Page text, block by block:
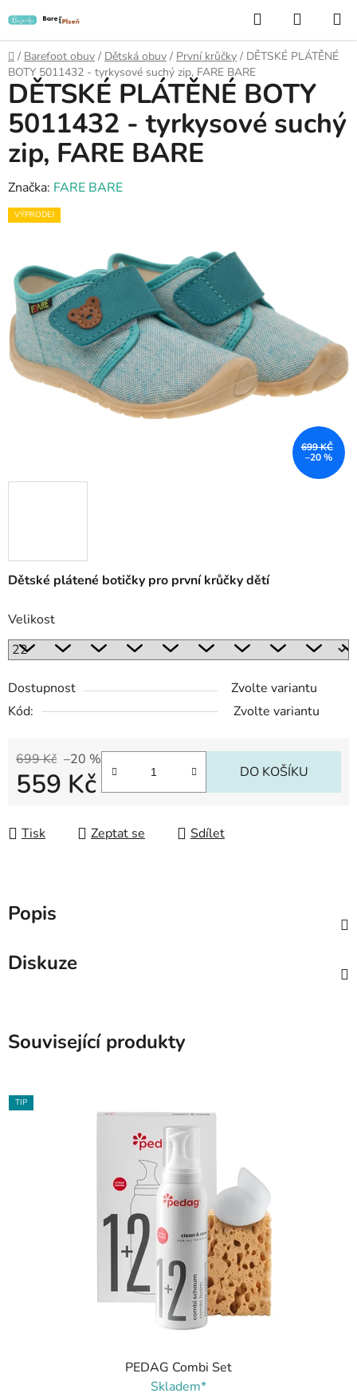
na
obsah
Hledat
KOŠÍK
Domů
/ Barefoot obuv / Dětská obuv / První krůčky / DĚTSKÉ PLÁTĚNÉ
BOTY 5011432 - tyrkysové suchý zip, FARE BARE
Dětské plátené botičky pro první krůčky dětí
Velikost
Dostupnost
Zvolte variantu
Kód:
Zvolte variantu
699 Kč –20 %
559 Kč DO KOŠÍKU
Tisk Zeptat se Sdílet
DĚTSKÉ PLÁTĚNÉ BOTY
5011432 - tyrkysové suchý
zip, FARE BARE
Značka: FARE BARE
VÝPRODEJ
699 KČ
–20 %
Popis
Diskuze
Související produkty
TIP
PEDAG Combi Set
Skladem*